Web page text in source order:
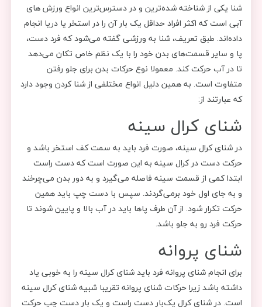
شنا یکی از شناخته شده‌ترین و در دسترس‌ترین انواع ورزش های
آبی است که اکثر افراد حداقل یک بار آن را در استخر یا دریا انجام
داده‌اند. طبق تعریف، شنا به ورزشی گفته می‌شود که فرد دست،
پا و سایر قسمت‌های بدن خود را با یک نظم خاص تکان می‌دهد
تا در آب حرکت کند. معمولا نوع حرکات بدن برای جلو رفتن
متفاوت است. به همین دلیل انواع مختلفی از شنا کردن وجود دارد
که عبارتند از:
شنای کرال سینه
در شنای کرال سینه، صورت فرد باید به سمت کف استخر باشد و
حرکت دست‌ در کرال سینه به این صورت است که دست راست
ابتدا کمی از قسمت سینه فاصله می‌گیرد و به دور بدن می‌چرخند
و به جای اول خود برمی‌گردند‌. سپس با دست چپ باید همین
حرکت تکرار شود. از آن طرف پاها باید در آب بالا و پایین شوند تا
حرکت فرد رو به جلو باشد.
شنای پروانه
برای انجام شنای پروانه فرد باید شنای کرال سینه را به خوبی یاد
داشته باشد زیرا حرکات شنای پروانه تقریبا شبیه شنای کرال سینه
است. در شنای کرال یک‌بار دست راست و یک بار دست چپ حرکت